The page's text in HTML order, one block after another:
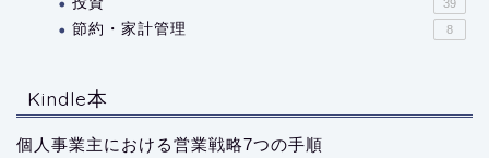
39
節約・家計管理 8
Kindle本
個人事業主における営業戦略7つの手順